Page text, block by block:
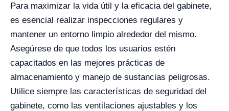
Para maximizar la vida útil y la eficacia del gabinete,
es esencial realizar inspecciones regulares y
mantener un entorno limpio alrededor del mismo.
Asegúrese de que todos los usuarios estén
capacitados en las mejores prácticas de
almacenamiento y manejo de sustancias peligrosas.
Utilice siempre las características de seguridad del
gabinete, como las ventilaciones ajustables y los